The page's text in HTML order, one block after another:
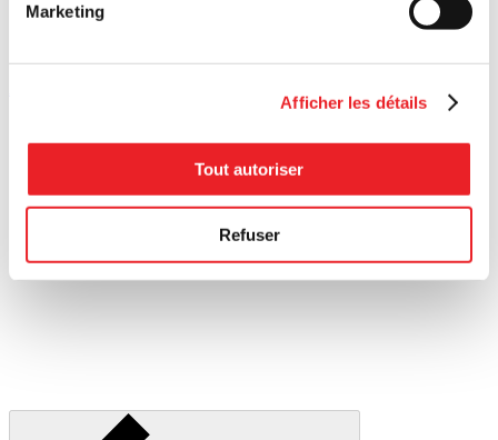
Marketing
Afficher les détails
Tout autoriser
Refuser